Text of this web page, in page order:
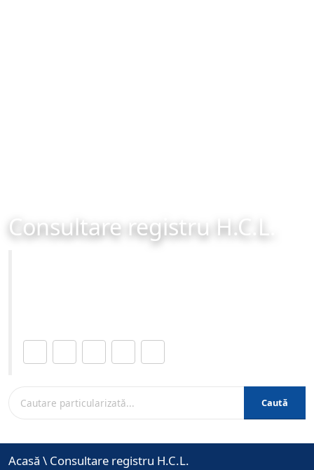
Consultare registru H.C.L.
Caută
Acasă \ Consultare registru H.C.L.